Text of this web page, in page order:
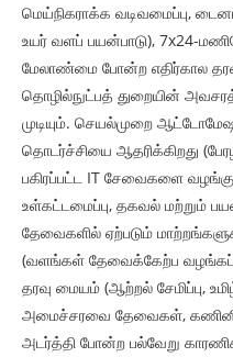
மெய்நிகராக்க வடிவமைப்பு,
உயர் வளப் பயன்பாடு), 7x24-
மேலாண்மை போன்ற எதிர்கால
தொழில்நுட்பத் துறையின்
முடியும். செயல்முறை
தொடர்ச்சியை ஆதரிக்கிறது
பகிரப்பட்ட IT சேவைகளை
உள்கட்டமைப்பு, தகவல் மற்றும்
தேவைகளில் ஏற்படும்
(வளங்கள் தேவைக்கேற்ப
தரவு மையம் (ஆற்றல் சேமிப்பு,
அமைச்சரவை தேவைகள், கணினி
அடர்த்தி போன்ற பல்வேறு